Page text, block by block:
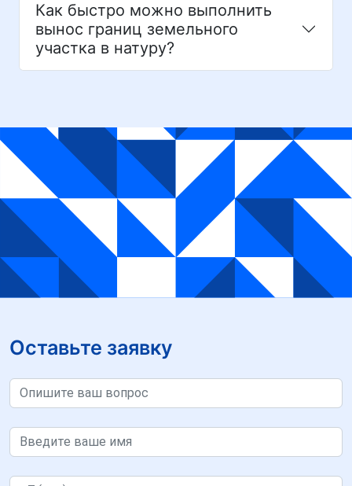
Как быстро можно выполнить
вынос границ земельного
участка в натуру?
Оставьте заявку